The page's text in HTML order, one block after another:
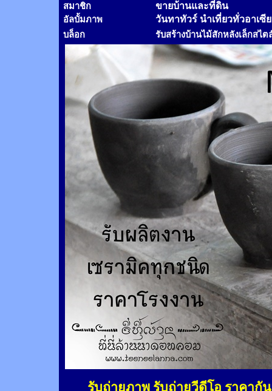
สมาชิก ขายบ้านและที่ดิน
อัลบั้มภาพ วันทาทัวร์ นำเที่ยวทั่วอาเซี
บล็อก รับสร้างบ้านไม้สักหลังเล็กสไต
รับถ่ายภาพ รับถ่ายวีดีโอ ราคากั